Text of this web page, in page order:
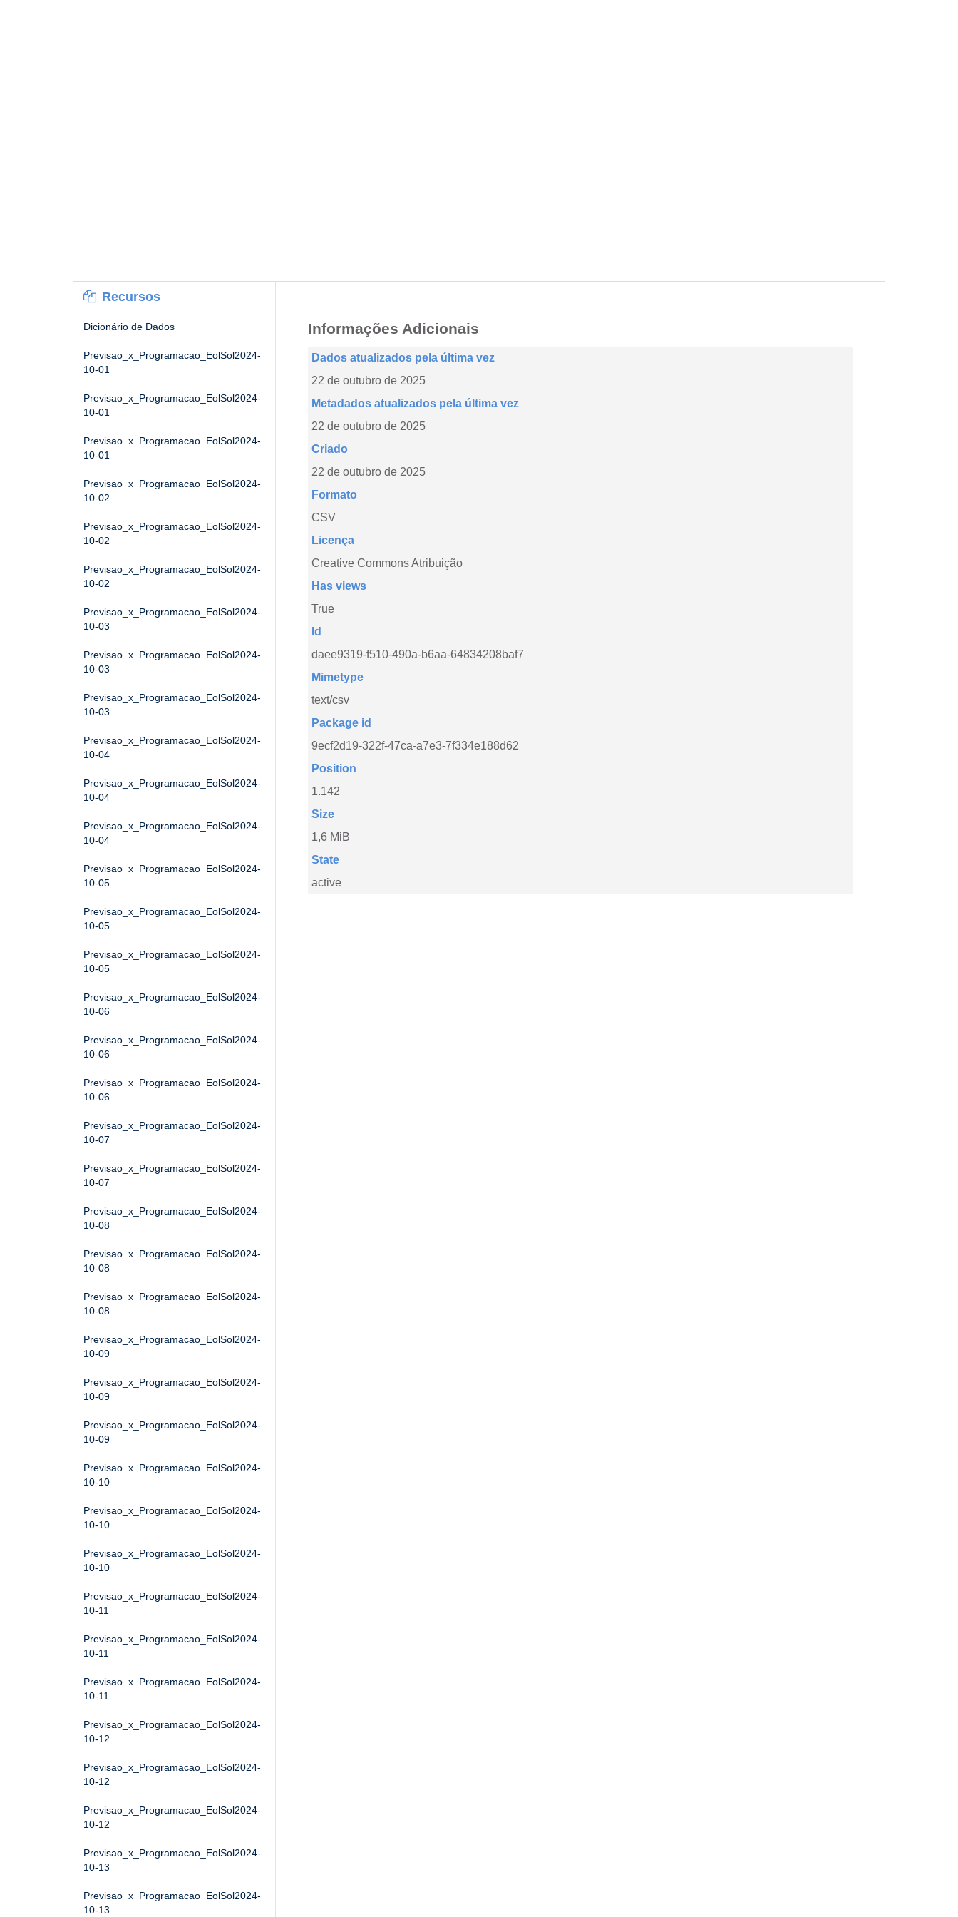
Recursos
Dicionário de Dados
Previsao_x_Programacao_EolSol2024-
10-01
Previsao_x_Programacao_EolSol2024-
10-01
Previsao_x_Programacao_EolSol2024-
10-01
Previsao_x_Programacao_EolSol2024-
10-02
Previsao_x_Programacao_EolSol2024-
10-02
Previsao_x_Programacao_EolSol2024-
10-02
Previsao_x_Programacao_EolSol2024-
10-03
Previsao_x_Programacao_EolSol2024-
10-03
Previsao_x_Programacao_EolSol2024-
10-03
Previsao_x_Programacao_EolSol2024-
10-04
Previsao_x_Programacao_EolSol2024-
10-04
Previsao_x_Programacao_EolSol2024-
10-04
Previsao_x_Programacao_EolSol2024-
10-05
Previsao_x_Programacao_EolSol2024-
10-05
Previsao_x_Programacao_EolSol2024-
10-05
Previsao_x_Programacao_EolSol2024-
10-06
Previsao_x_Programacao_EolSol2024-
10-06
Previsao_x_Programacao_EolSol2024-
10-06
Previsao_x_Programacao_EolSol2024-
10-07
Previsao_x_Programacao_EolSol2024-
10-07
Previsao_x_Programacao_EolSol2024-
10-08
Previsao_x_Programacao_EolSol2024-
10-08
Previsao_x_Programacao_EolSol2024-
10-08
Previsao_x_Programacao_EolSol2024-
10-09
Previsao_x_Programacao_EolSol2024-
10-09
Previsao_x_Programacao_EolSol2024-
10-09
Previsao_x_Programacao_EolSol2024-
10-10
Previsao_x_Programacao_EolSol2024-
10-10
Previsao_x_Programacao_EolSol2024-
10-10
Previsao_x_Programacao_EolSol2024-
10-11
Previsao_x_Programacao_EolSol2024-
10-11
Previsao_x_Programacao_EolSol2024-
10-11
Previsao_x_Programacao_EolSol2024-
10-12
Previsao_x_Programacao_EolSol2024-
10-12
Previsao_x_Programacao_EolSol2024-
10-12
Previsao_x_Programacao_EolSol2024-
10-13
Previsao_x_Programacao_EolSol2024-
10-13
Informações Adicionais
Dados atualizados pela última vez
22 de outubro de 2025
Metadados atualizados pela última vez
22 de outubro de 2025
Criado
22 de outubro de 2025
Formato
CSV
Licença
Creative Commons Atribuição
Has views
True
Id
daee9319-f510-490a-b6aa-64834208baf7
Mimetype
text/csv
Package id
9ecf2d19-322f-47ca-a7e3-7f334e188d62
Position
1.142
Size
1,6 MiB
State
active